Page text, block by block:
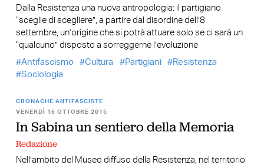
Dalla Resistenza una nuova antropologia: il partigiano
“sceglie di scegliere”, a partire dal disordine dell’8
settembre, un’origine che si potrà attuare solo se ci sarà un
“qualcuno” disposto a sorreggerne l’evoluzione
Antifascismo
Cultura Partigiani
Resistenza
Sociologia
CRONACHE ANTIFASCISTE
VENERDÌ 16 OTTOBRE 2015
In Sabina un sentiero della Memoria
Redazione
Nell’ambito del Museo diffuso della Resistenza, nel territorio